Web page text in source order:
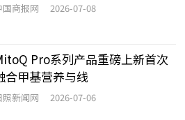
国商报网 2026-07-08
Pro系列产品重磅上新首次
合甲基营养与线
照新闻网 2026-07-06